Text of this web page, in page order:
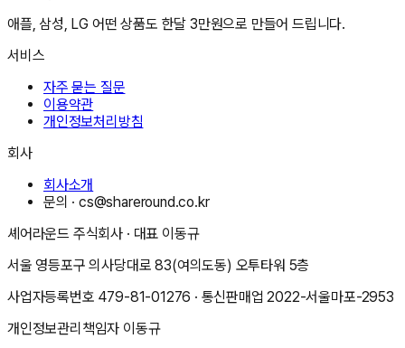
애플, 삼성, LG 어떤 상품도 한달 3만원으로 만들어 드립니다.
서비스
자주 묻는 질문
이용약관
개인정보처리방침
회사
회사소개
문의 ·cs@shareround.co.kr
셰어라운드 주식회사 · 대표 이동규
서울 영등포구 의사당대로 83(여의도동) 오투타워 5층
사업자등록번호 479-81-01276 · 통신판매업2022-서울마포-2953
개인정보관리책임자 이동규